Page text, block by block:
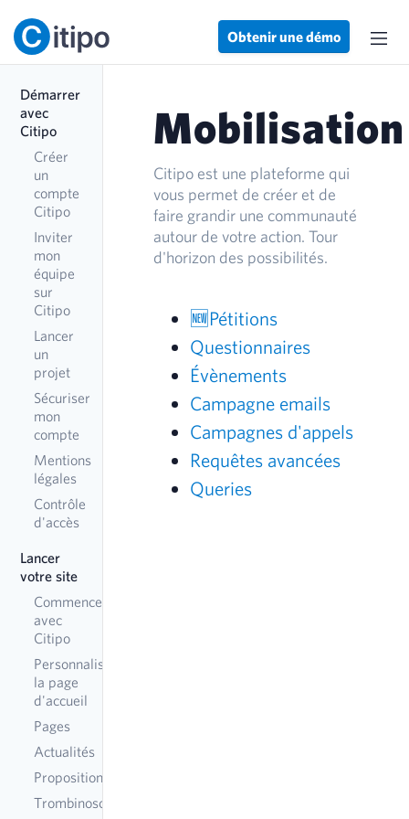
Obtenir une démo
Démarrer
avec
Citipo
Créer
un
compte
Citipo
Inviter
mon
équipe
sur
Citipo
Lancer
un
projet
Sécuriser
mon
compte
Mentions
légales
Contrôle
d'accès
Lancer
votre site
Commencer
avec
Citipo
Personnaliser
la page
d'accueil
Pages
Actualités
Propositions
Trombinoscope
Mobilisation
Citipo est une plateforme qui
vous permet de créer et de
faire grandir une communauté
autour de votre action. Tour
d'horizon des possibilités.
🆕Pétitions
Questionnaires
Évènements
Campagne emails
Campagnes d'appels
Requêtes avancées
Queries